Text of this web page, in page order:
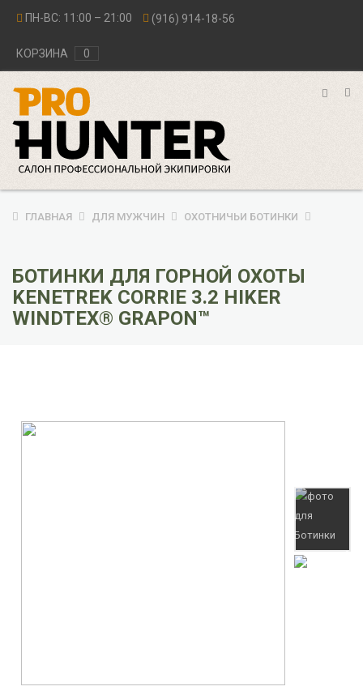
ПН-ВС: 11:00 – 21:00 (916) 914-18-56
КОРЗИНА 0
ГЛАВНАЯ ДЛЯ МУЖЧИН ОХОТНИЧЬИ БОТИНКИ
БОТИНКИ ДЛЯ ГОРНОЙ ОХОТЫ
KENETREK CORRIE 3.2 HIKER
WINDTEX® GRAPON™